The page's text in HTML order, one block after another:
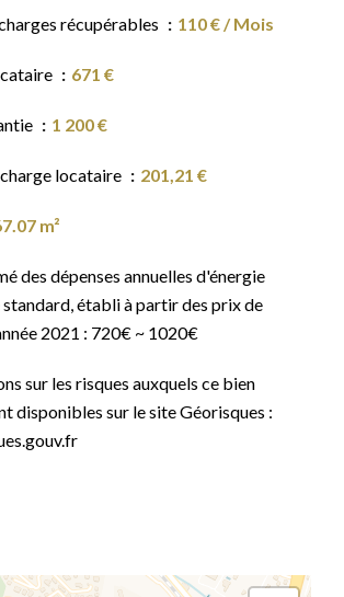
récupérables 110 € / Mois
671 €
1 200 €
locataire 201,21 €
m²
des dépenses annuelles d'énergie
standard, établi à partir des prix de
2021 : 720€ ~ 1020€
sur les risques auxquels ce bien
disponibles sur le site Géorisques :